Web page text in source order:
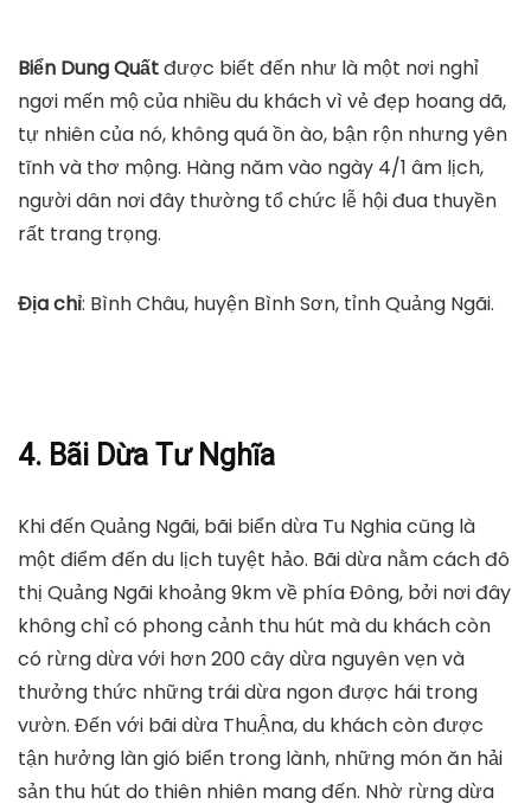
Biển Dung Quấtđược biết đến như là một nơi nghỉ
ngơi mến mộ của nhiều du khách vì vẻ đẹp hoang dã,
tự nhiên của nó, không quá ồn ào, bận rộn nhưng yên
tĩnh và thơ mộng. Hàng năm vào ngày 4/1 âm lịch,
người dân nơi đây thường tổ chức lễ hội đua thuyền
rất trang trọng.
Địa chỉ: Bình Châu, huyện Bình Sơn, tỉnh Quảng Ngãi.
4. Bãi Dừa Tư Nghĩa
Khi đến Quảng Ngãi, bãi biển dừa Tu Nghia cũng là
một điểm đến du lịch tuyệt hảo. Bãi dừa nằm cách đô
thị Quảng Ngãi khoảng 9km về phía Đông, bởi nơi đây
không chỉ có phong cảnh thu hút mà du khách còn
có rừng dừa với hơn 200 cây dừa nguyên vẹn và
thưởng thức những trái dừa ngon được hái trong
vườn. Đến với bãi dừa ThuẬna, du khách còn được
tận hưởng làn gió biển trong lành, những món ăn hải
sản thu hút do thiên nhiên mang đến. Nhờ rừng dừa